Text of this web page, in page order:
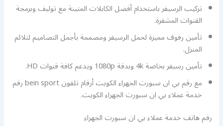
تركيب الرسيفر باستخدام أفضل الكابلات المتينة مع توليف وبرمجة
القنوات المشفرة.
تأمين رفوف مميزة لحمل الرسيفر ومصممة بأجمل التصاميم لتلائم
المنزل.
تأمين رسيفر بخاصة 4k وبدقة 1080p ويدعم كافة قنوات HD.
مع رقم بي ان سبورت الجهراء الكويت أرقام تلفون bein sport رقم
خدمة عملاء بي ان سبورت الجهراء الكويت.
رقم هاتف خدمة عملاء بي ان سبورت الجهراء